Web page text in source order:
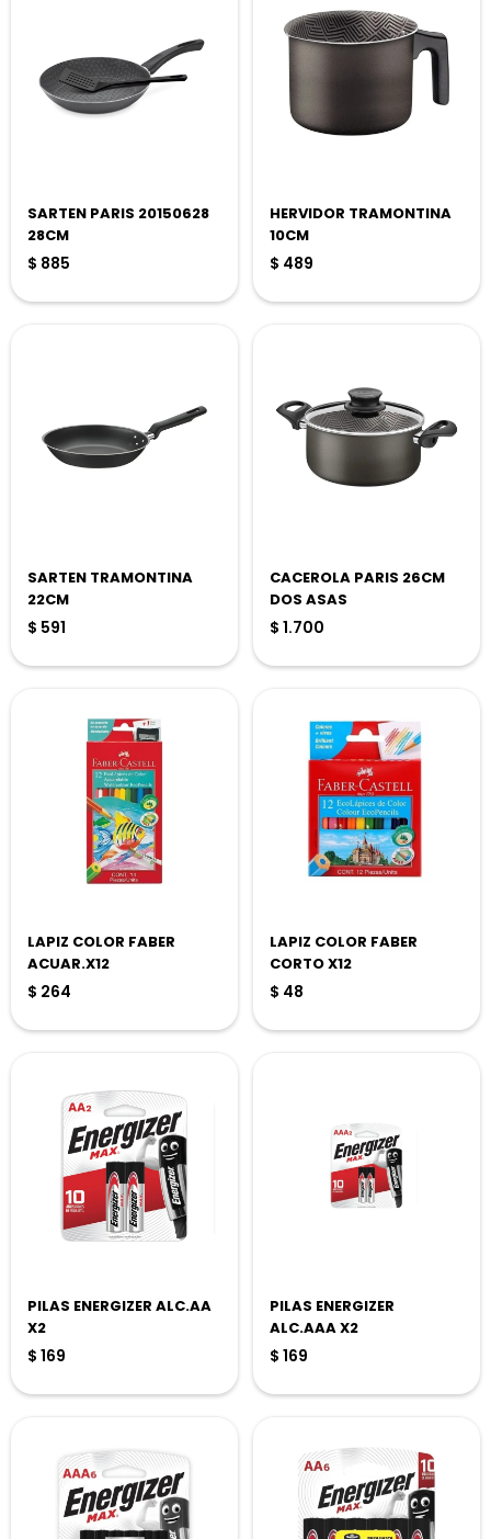
SARTEN PARIS 20150628
28CM
$ 885
HERVIDOR TRAMONTINA
10CM
$ 489
SARTEN TRAMONTINA
22CM
$ 591
CACEROLA PARIS 26CM
DOS ASAS
$ 1.700
LAPIZ COLOR FABER
ACUAR.X12
$ 264
LAPIZ COLOR FABER
CORTO X12
$ 48
PILAS ENERGIZER ALC.AA
X2
$ 169
PILAS ENERGIZER
ALC.AAA X2
$ 169